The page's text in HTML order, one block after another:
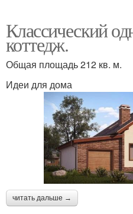
Классический
коттедж.
Общая площадь 212 кв. м.
Идеи для дома
читать дальше →